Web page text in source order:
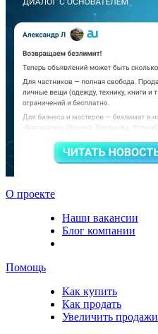
О проекте
Наши вакансии
Блог компании
Помощь
Как купить
Как продать
Увеличить продажи